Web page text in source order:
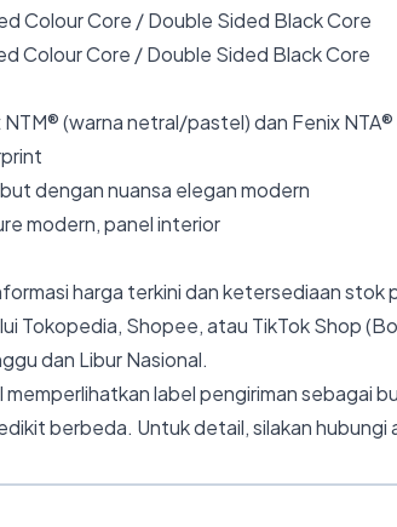
Colour Core / Double Sided Black Core
Colour Core / Double Sided Black Core
(warna netral/pastel) dan Fenix
dengan nuansa elegan modern
modern, panel interior
harga terkini dan ketersediaan stok
Tokopedia, Shopee, atau TikTok Shop
dan Libur Nasional.
label pengiriman sebagai
berbeda. Untuk detail, silakan hubungi